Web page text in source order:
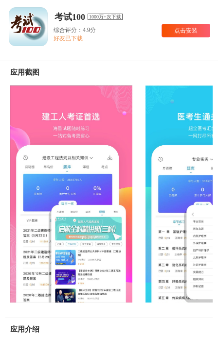
考试100 1000万+次下载
综合评分：4.9分
好友已下载
点击安装
应用截图
应用介绍